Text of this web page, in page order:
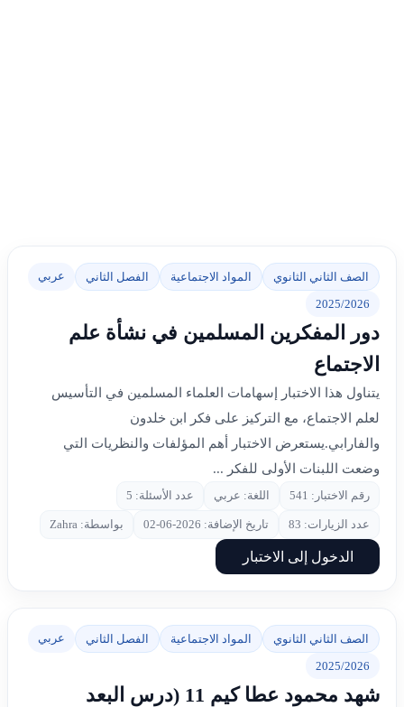
الصف الثاني الثانوي المواد الاجتماعية الفصل الثاني عربي
2025/2026
دور المفكرين المسلمين في نشأة علم
الاجتماع
يتناول هذا الاختبار إسهامات العلماء المسلمين في التأسيس
لعلم الاجتماع، مع التركيز على فكر ابن خلدون
والفارابي.يستعرض الاختبار أهم المؤلفات والنظريات التي
وضعت اللبنات الأولى للفكر ...
رقم الاختبار: 541 اللغة: عربي عدد الأسئلة: 5
عدد الزيارات: 83 تاريخ الإضافة: 2026-06-02 بواسطة: Zahra
الدخول إلى الاختبار
الصف الثاني الثانوي المواد الاجتماعية الفصل الثاني عربي
2025/2026
شهد محمود عطا کیم 11 (درس البعد